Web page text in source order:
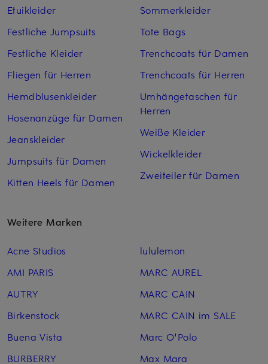
Etuikleider
Festliche Jumpsuits
Festliche Kleider
Fliegen für Herren
Hemdblusenkleider
Hosenanzüge für Damen
Jeanskleider
Jumpsuits für Damen
Kitten Heels für Damen
Sommerkleider
Tote Bags
Trenchcoats für Damen
Trenchcoats für Herren
Umhängetaschen für
Herren
Weiße Kleider
Wickelkleider
Zweiteiler für Damen
Weitere Marken
Acne Studios
AMI PARIS
AUTRY
Birkenstock
Buena Vista
BURBERRY
lululemon
MARC AUREL
MARC CAIN
MARC CAIN im SALE
Marc O'Polo
Max Mara